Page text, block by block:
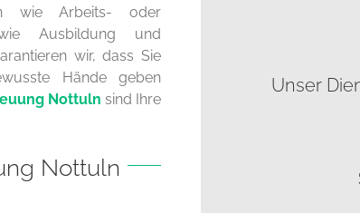
wie Arbeits- oder
Ausbildung und
wir, dass Sie
Hände geben
Nottuln sind Ihre
Nottuln
Unser